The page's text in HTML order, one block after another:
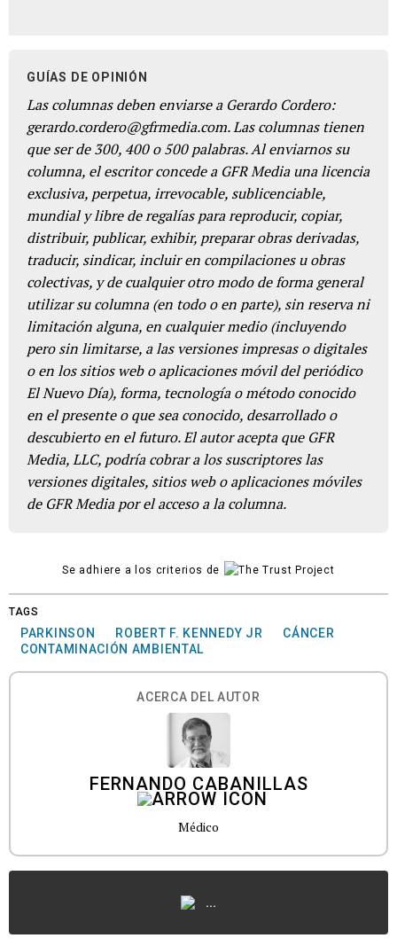
GUÍAS DE OPINIÓN
Las columnas deben enviarse a Gerardo Cordero:
gerardo.cordero@gfrmedia.com. Las columnas tienen
que ser de 300, 400 o 500 palabras. Al enviarnos su
columna, el escritor concede a GFR Media una licencia
exclusiva, perpetua, irrevocable, sublicenciable,
mundial y libre de regalías para reproducir, copiar,
distribuir, publicar, exhibir, preparar obras derivadas,
traducir, sindicar, incluir en compilaciones u obras
colectivas, y de cualquier otro modo de forma general
utilizar su columna (en todo o en parte), sin reserva ni
limitación alguna, en cualquier medio (incluyendo
pero sin limitarse, a las versiones impresas o digitales
o en los sitios web o aplicaciones móvil del periódico
El Nuevo Día), forma, tecnología o método conocido
en el presente o que sea conocido, desarrollado o
descubierto en el futuro. El autor acepta que GFR
Media, LLC, podría cobrar a los suscriptores las
versiones digitales, sitios web o aplicaciones móviles
de GFR Media por el acceso a la columna.
Se adhiere a los criterios de
TAGS
PARKINSON ROBERT F. KENNEDY JR
CÁNCER
CONTAMINACIÓN AMBIENTAL
ACERCA DEL AUTOR
FERNANDO CABANILLAS
Médico
...